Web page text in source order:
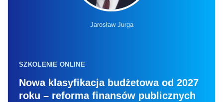
Jarosław Jurga
SZKOLENIE ONLINE
Nowa klasyfikacja budżetowa od 2027
roku – reforma finansów publicznych